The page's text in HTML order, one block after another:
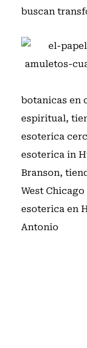
buscan
botanicas en
espiritual,
esoterica
esoterica in
Branson,
West
esoterica en
Antonio